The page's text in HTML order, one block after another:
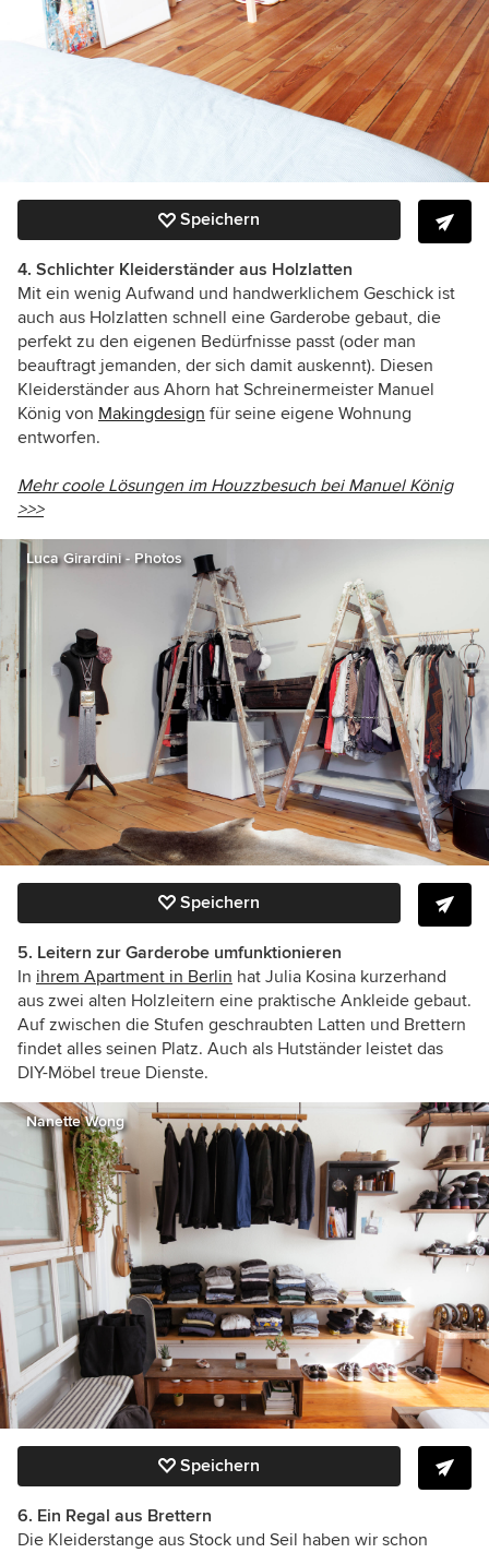
Speichern
4. Schlichter Kleiderständer aus Holzlatten
Mit ein wenig Aufwand und handwerklichem Geschick ist
auch aus Holzlatten schnell eine Garderobe gebaut, die
perfekt zu den eigenen Bedürfnisse passt (oder man
beauftragt jemanden, der sich damit auskennt). Diesen
Kleiderständer aus Ahorn hat Schreinermeister Manuel
König von Makingdesign für seine eigene Wohnung
entworfen.
Mehr coole Lösungen im Houzzbesuch bei Manuel König
>>>
Luca Girardini - Photos
Speichern
5. Leitern zur Garderobe umfunktionieren
In ihrem Apartment in Berlin hat Julia Kosina kurzerhand
aus zwei alten Holzleitern eine praktische Ankleide gebaut.
Auf zwischen die Stufen geschraubten Latten und Brettern
findet alles seinen Platz. Auch als Hutständer leistet das
DIY-Möbel treue Dienste.
Nanette Wong
Speichern
6. Ein Regal aus Brettern
Die Kleiderstange aus Stock und Seil haben wir schon